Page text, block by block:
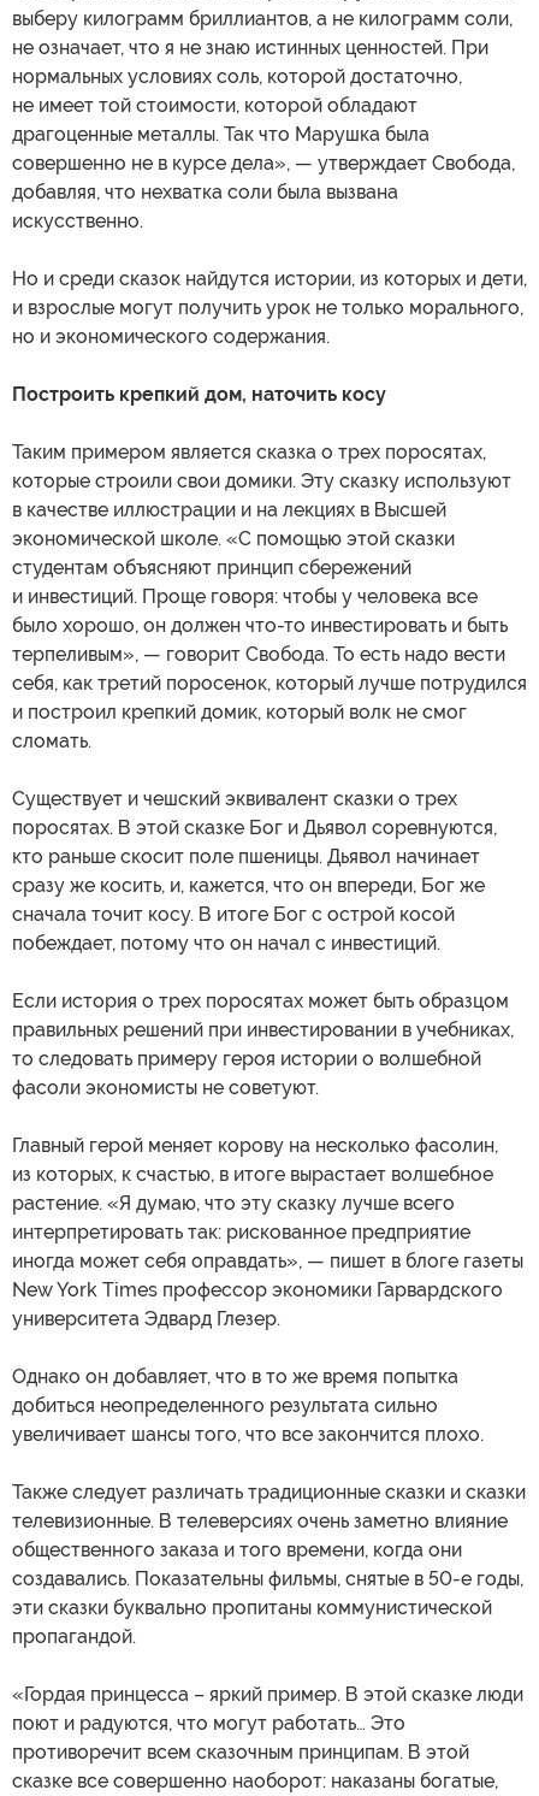
выберу килограмм бриллиантов, а не килограмм соли,
не означает, что я не знаю истинных ценностей. При
нормальных условиях соль, которой достаточно,
не имеет той стоимости, которой обладают
драгоценные металлы. Так что Марушка была
совершенно не в курсе дела», — утверждает Свобода,
добавляя, что нехватка соли была вызвана
искусственно.
Но и среди сказок найдутся истории, из которых и дети,
и взрослые могут получить урок не только морального,
но и экономического содержания.
Построить крепкий дом, наточить косу
Таким примером является сказка о трех поросятах,
которые строили свои домики. Эту сказку используют
в качестве иллюстрации и на лекциях в Высшей
экономической школе. «С помощью этой сказки
студентам объясняют принцип сбережений
и инвестиций. Проще говоря: чтобы у человека все
было хорошо, он должен что-то инвестировать и быть
терпеливым», — говорит Свобода. То есть надо вести
себя, как третий поросенок, который лучше потрудился
и построил крепкий домик, который волк не смог
сломать.
Существует и чешский эквивалент сказки о трех
поросятах. В этой сказке Бог и Дьявол соревнуются,
кто раньше скосит поле пшеницы. Дьявол начинает
сразу же косить, и, кажется, что он впереди, Бог же
сначала точит косу. В итоге Бог с острой косой
побеждает, потому что он начал с инвестиций.
Если история о трех поросятах может быть образцом
правильных решений при инвестировании в учебниках,
то следовать примеру героя истории о волшебной
фасоли экономисты не советуют.
Главный герой меняет корову на несколько фасолин,
из которых, к счастью, в итоге вырастает волшебное
растение. «Я думаю, что эту сказку лучше всего
интерпретировать так: рискованное предприятие
иногда может себя оправдать», — пишет в блоге газеты
New York Times профессор экономики Гарвардского
университета Эдвард Глезер.
Однако он добавляет, что в то же время попытка
добиться неопределенного результата сильно
увеличивает шансы того, что все закончится плохо.
Также следует различать традиционные сказки и сказки
телевизионные. В телеверсиях очень заметно влияние
общественного заказа и того времени, когда они
создавались. Показательны фильмы, снятые в 50-е годы,
эти сказки буквально пропитаны коммунистической
пропагандой.
«Гордая принцесса – яркий пример. В этой сказке люди
поют и радуются, что могут работать… Это
противоречит всем сказочным принципам. В этой
сказке все совершенно наоборот: наказаны богатые,